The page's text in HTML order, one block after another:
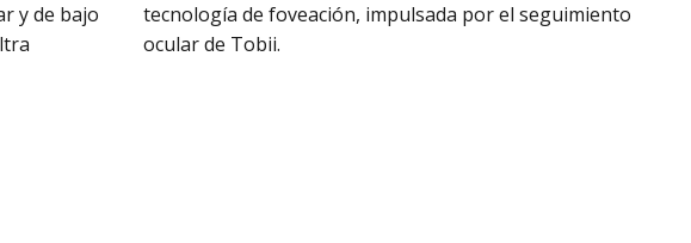
y de bajo
tecnología de foveación, impulsada por el seguimiento
ocular de Tobii.